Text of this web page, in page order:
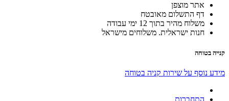
אתר מוצפן
דף התשלום מאובטח
משלוח מהיר בתוך 12 ימי עבודה
חנות ישראלית. משלוחים מישראל
קנייה בטוחה
מידע נוסף על שירות קניה בטוחה
התחברות